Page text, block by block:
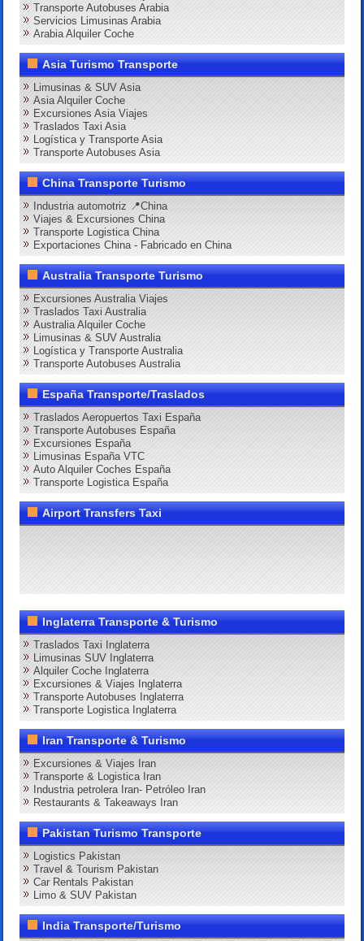
Transporte Autobuses Arabia
Servicios Limusinas Arabia
Arabia Alquiler Coche
Asia Turismo Transporte
Limusinas & SUV Asia
Asia Alquiler Coche
Excursiones Asia Viajes
Traslados Taxi Asia
Logística y Transporte Asia
Transporte Autobuses Asia
China Transporte Turismo
Industria automotriz 📍China
Viajes & Excursiones China
Transporte Logistica China
Exportaciones China - Fabricado en China
Australia Transporte Turismo
Excursiones Australia Viajes
Traslados Taxi Australia
Australia Alquiler Coche
Limusinas & SUV Australia
Logística y Transporte Australia
Transporte Autobuses Australia
España Transporte/Traslados
Traslados Aeropuertos Taxi España
Transporte Autobuses España
Excursiones España
Limusinas España VTC
Auto Alquiler Coches España
Transporte Logistica España
Airport Transfers Taxi
Inglaterra Transporte & Turismo
Traslados Taxi Inglaterra
Limusinas SUV Inglaterra
Alquiler Coche Inglaterra
Excursiones & Viajes Inglaterra
Transporte Autobuses Inglaterra
Transporte Logistica Inglaterra
Iran Transporte & Turismo
Excursiones & Viajes Iran
Transporte & Logistica Iran
Industria petrolera Iran- Petróleo Iran
Restaurants & Takeaways Iran
Pakistan Turismo Transporte
Logistics Pakistan
Travel & Tourism Pakistan
Car Rentals Pakistan
Limo & SUV Pakistan
India Transporte/Turismo